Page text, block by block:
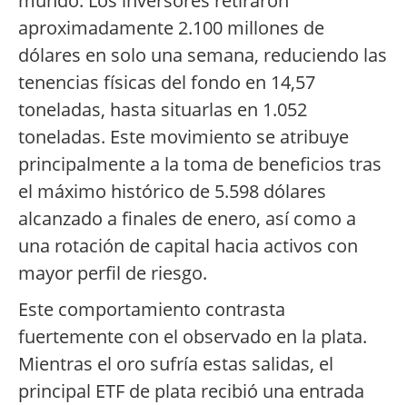
aproximadamente 2.100 millones de
dólares en solo una semana, reduciendo las
tenencias físicas del fondo en 14,57
toneladas, hasta situarlas en 1.052
toneladas. Este movimiento se atribuye
principalmente a la toma de beneficios tras
el máximo histórico de 5.598 dólares
alcanzado a finales de enero, así como a
una rotación de capital hacia activos con
mayor perfil de riesgo.
Este comportamiento contrasta
fuertemente con el observado en la plata.
Mientras el oro sufría estas salidas, el
principal ETF de plata recibió una entrada